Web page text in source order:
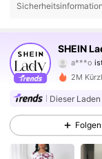
SHEIN
a***o
h***u
4,79
4,79
2M
Dieser
Folgen